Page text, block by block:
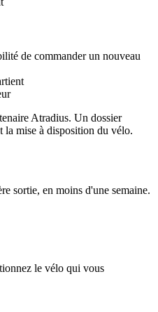
de commander un nouveau
Atradius. Un dossier
la mise à disposition du vélo.
sortie, en moins d'une semaine.
le vélo qui vous